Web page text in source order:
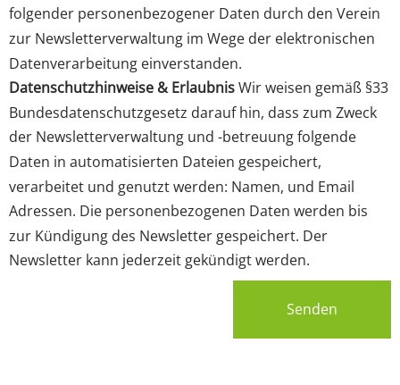
folgender personenbezogener Daten durch den Verein
zur Newsletterverwaltung im Wege der elektronischen
Datenverarbeitung einverstanden.
Datenschutzhinweise & ErlaubnisWir weisen gemäß §33
Bundesdatenschutzgesetz darauf hin, dass zum Zweck
der Newsletterverwaltung und -betreuung folgende
Daten in automatisierten Dateien gespeichert,
verarbeitet und genutzt werden: Namen, und Email
Adressen. Die personenbezogenen Daten werden bis
zur Kündigung des Newsletter gespeichert. Der
Newsletter kann jederzeit gekündigt werden.
Senden